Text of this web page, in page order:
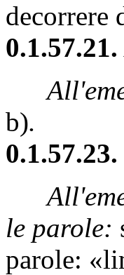
decorrere
0.1.57.21.
b).
0.1.57.23.
le parole:
parole: